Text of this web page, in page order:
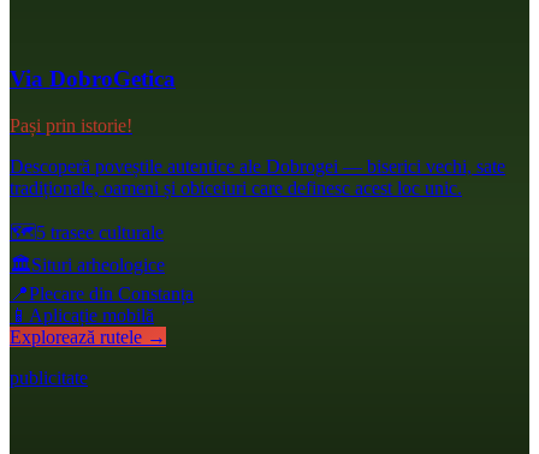
Via DobroGetica
Pași prin istorie!
Descoperă poveștile autentice ale Dobrogei — biserici vechi, sate
tradiționale, oameni și obiceiuri care definesc acest loc unic.
🗺️5 trasee culturale
🏛️Situri arheologice
📍Plecare din Constanța
📱 Aplicație mobilă
Explorează rutele →
publicitate